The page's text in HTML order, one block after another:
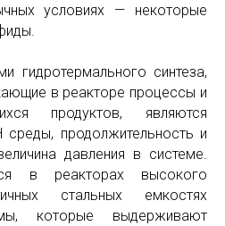
условиях — некоторые
гидротермального синтеза,
в реакторе процессы и
продуктов, являются
среды, продолжительность и
давления в системе.
в реакторах высокого
стальных емкостях
которые выдерживают